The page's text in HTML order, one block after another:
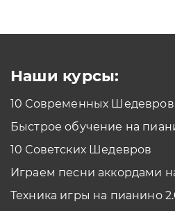
Наши курсы:
10 Современных Шедевров
Быстрое обучение на
10 Советских Шедевров
Играем песни аккордами
Техника игры на пианино